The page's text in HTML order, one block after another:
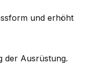
und erhöht
der Ausrüstung.